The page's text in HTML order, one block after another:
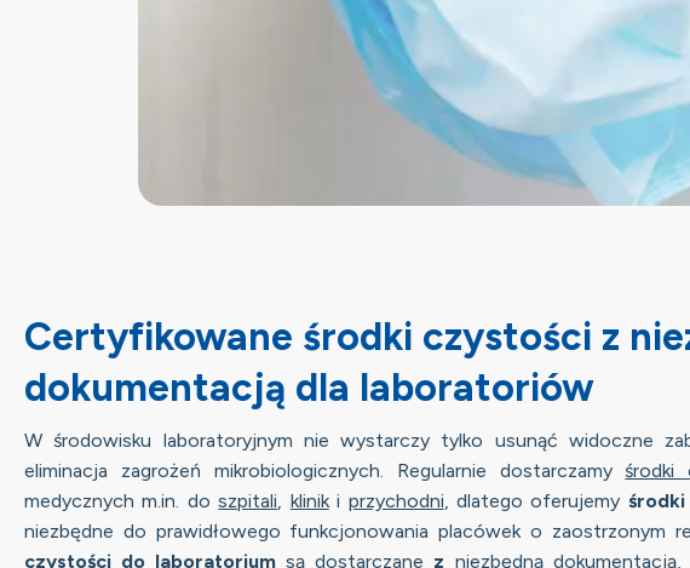
Certyfikowane środki czystości z
dokumentacją dla laboratoriów
W środowisku laboratoryjnym nie wystarczy tylko usunąć widoczne
eliminacja zagrożeń mikrobiologicznych. Regularnie dostarczamyśrodki
medycznych m.in. doszpitali, kliniki przychodni, dlatego oferujemy
niezbędne do prawidłowego funkcjonowania placówek o zaostrzonym
czystości do laboratorium są dostarczane z niezbędną